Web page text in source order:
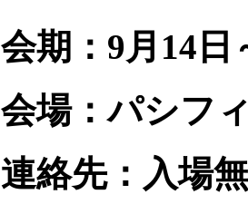
会期：9月14日
会場：パシフ
連絡先：入場